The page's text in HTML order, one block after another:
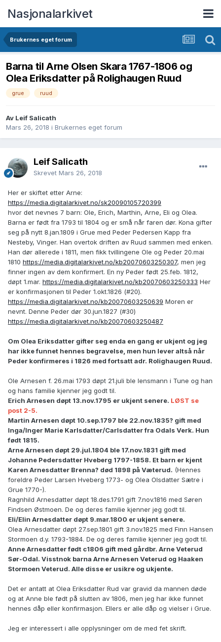
Nasjonalarkivet
Brukernes eget forum
Barna til Arne Olsen Skara 1767-1806 og
Olea Eriksdatter på Rolighaugen Ruud
grue ruud
Av Leif Salicath
Mars 26, 2018 i Brukernes eget forum
Leif Salicath
Skrevet Mars 26, 2018
Her er skiftet etter Arne:
https://media.digitalarkivet.no/sk20090105720399
hvor det nevnes 7 barn: Ole, Erich, Marthin, Arne, Eli og Olea.
Barna er født fra 1793 til 1804 og er små når faren dør. Kona gifter
seg på nytt 8.jan.1809 i Grue med Peder Pedersen Kapp fra
Nesteby, Vinger. Han overtok driften av Ruud sammen med enken.
Han dør allerede i 1811, men fikk tvillingene Ole og Peder 20.mai
1810 https://media.digitalarkivet.no/kb20070603250307, men jeg
finner ingen av dem konfirmert. En ny Peder født 25.feb. 1812,
døpt 1.mar. https://media.digitalarkivet.no/kb20070603250333 Her
er konfirmasjonen til Peder 1.okt.1826 (#20).
https://media.digitalarkivet.no/kb20070603250639 Moren er
nevnt. Denne Peder dør 30.jun.1827 (#30)
https://media.digitalarkivet.no/kb20070603250487
Om Olea Eriksdatter gifter seg enda en gang er ukjent og jeg
har ikke funnet hennes begravelse, men hun lever altså når
Peder konfirmeres i 1826 med fortsatt adr. Rolighaugen Ruud.
Ole Arnesen f. 26.mai 1793 døpt 21.juli ble lensmann i Tune og han
og hans familie kjenner jeg godt til.
Erich Arnesen døpt 13.nov.1795 er ukjent senere. LØST se
post 2-5.
Martin Arnesen døpt 10.sep.1797 ble 22.nov.1835? gift med
Inga/Inger Marie Karlsdatter/Carlsdatter fra Odals Verk. Hun
født 1815.
Arne Arnesen døpt 29.jul.1804 ble 17.nov.1831 gift med
Johanne Pedersdatter Hveberg 1797-1858. Et barn er kjent
Karen Arnesdatter Brenna? død 1898 på Væterud. (Hennes
foreldre Peder Larsen Hveberg 1773- og Olea Olsdatter Sætre i
Grue 1770-).
Ragnhild Arnesdatter døpt 18.des.1791 gift 7.nov.1816 med Søren
Findsen Østmoen. De og deres familie kjenner jeg godt til.
Eli/Elin Arnesdatter døpt 9.mar.1800 er ukjent senere.
Olea Arnesdatter døpt 27.sep.1801 gift 3.nov.1825 med Finn Hansen
Stormoen d.y. 1793-1884. De og deres familie kjenner jeg godt til.
Anne Arnesdatter født c1806 gift med gårdbr. Arne Veterud
Sør-Odal. Visstnok barna Arne Arnesen Veterud og Haaken
Stormoen Veterud. Alle disse er usikre og ukjente.
Det er antatt at Olea Eriksdatter Rud var gravid da mannen døde
og at Anne ble født på slutten av 1806, men jeg har ikke funnet
hennes dåp eller konfirmasjon. Ellers er alle dåp og vielser i Grue.
Jeg er interessert i alle opplysninger om de med fet skrift.